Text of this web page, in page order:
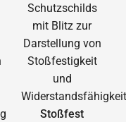
Stoßfest